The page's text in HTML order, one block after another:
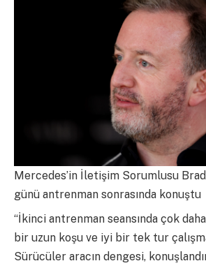
Mercedes’in İletişim Sorumlusu
günü antrenman sonrasında konuştu
“İkinci antrenman seansında çok
bir uzun koşu ve iyi bir tek tur
Sürücüler aracın dengesi,